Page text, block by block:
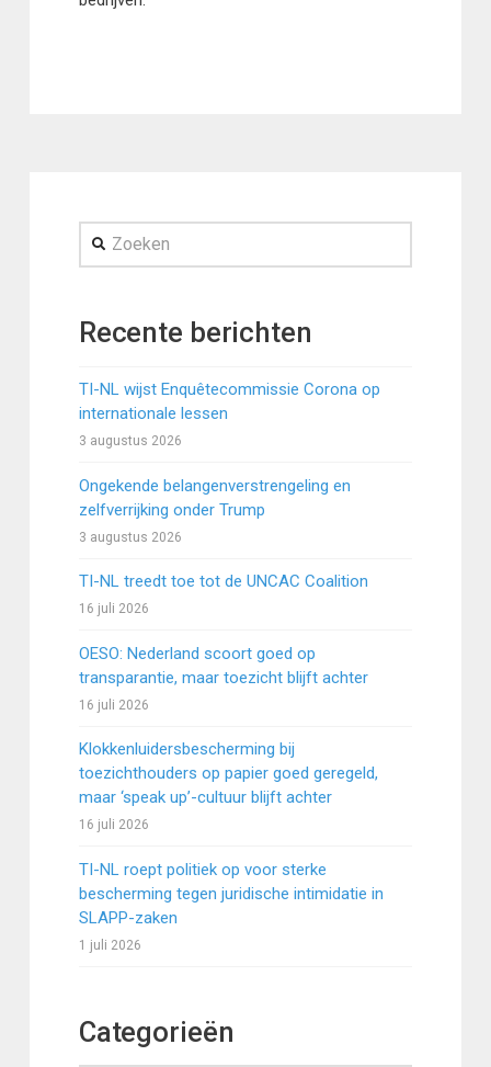
Zoeken
Recente berichten
TI-NL wijst Enquêtecommissie Corona op
internationale lessen
3 augustus 2026
Ongekende belangenverstrengeling en
zelfverrijking onder Trump
3 augustus 2026
TI-NL treedt toe tot de UNCAC Coalition
16 juli 2026
OESO: Nederland scoort goed op
transparantie, maar toezicht blijft achter
16 juli 2026
Klokkenluidersbescherming bij
toezichthouders op papier goed geregeld,
maar ‘speak up’-cultuur blijft achter
16 juli 2026
TI-NL roept politiek op voor sterke
bescherming tegen juridische intimidatie in
SLAPP-zaken
1 juli 2026
Categorieën